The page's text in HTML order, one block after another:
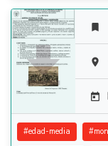




#edad-media #